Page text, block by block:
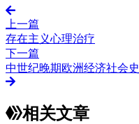
上一篇
存在主义心理治疗
下一篇
中世纪晚期欧洲经济社会史
相关文章